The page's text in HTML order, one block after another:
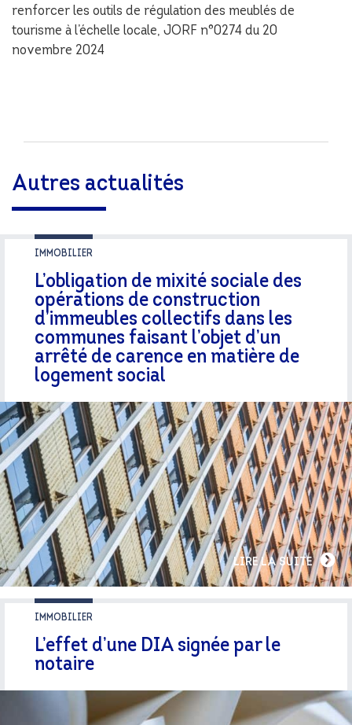
renforcer les outils de régulation des meublés de
tourisme à l’échelle locale, JORF n°0274 du 20
novembre 2024
Autres actualités
IMMOBILIER
L’obligation de mixité sociale des
opérations de construction
d’immeubles collectifs dans les
communes faisant l’objet d’un
arrêté de carence en matière de
logement social
LIRE LA SUITE
IMMOBILIER
L’effet d’une DIA signée par le
notaire